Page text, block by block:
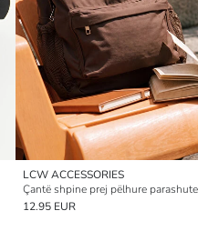
LCW ACCESSORIES
Çantë shpine prej pëlhure
12.95 EUR